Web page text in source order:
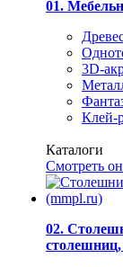
01.
3D-
Клей-
Каталоги
Смотреть
02.